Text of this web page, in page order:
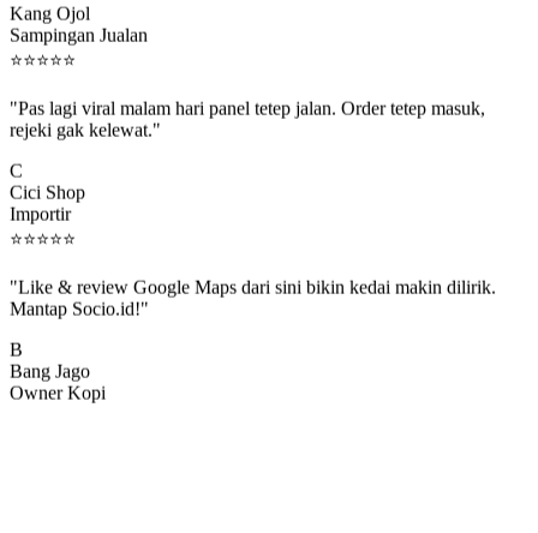
Sampingan Jualan
⭐⭐⭐⭐⭐
rejeki gak kelewat."
Cici Shop
Importir
⭐⭐⭐⭐⭐
Mantap Socio.id!"
Bang Jago
Owner Kopi